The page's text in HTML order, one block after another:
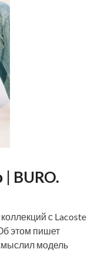
BURO.
с Lacoste
этом пишет
модель